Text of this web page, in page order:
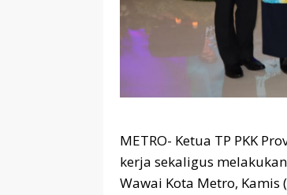
METRO- Ketua TP PKK
kerja sekaligus
Wawai Kota Metro, Kamis